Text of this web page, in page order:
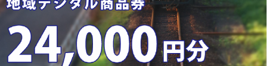
お礼の品をカテゴリや金額で絞り込み
自治体から探す